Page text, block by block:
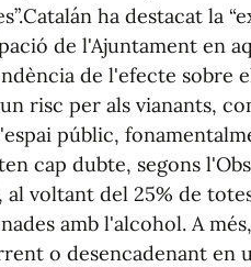
ha destacat la
de l'Ajuntament en
de l'efecte sobre
risc per als vianants,
públic,
cap dubte, segons
al voltant del 25% de
amb l'alcohol. A
o desencadenant en